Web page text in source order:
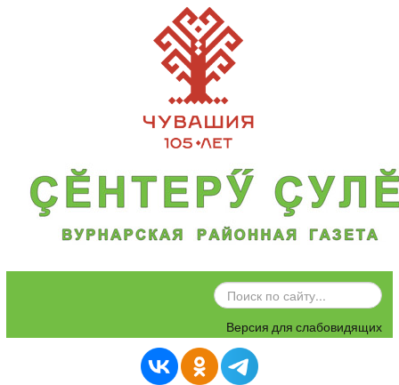
ИСКАТЬ...
Версия для слабовидящих